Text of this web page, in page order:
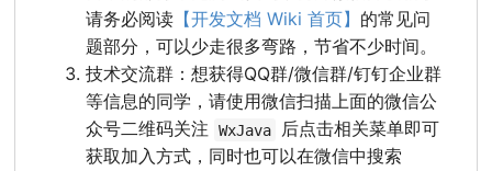
请务必阅读 【开发文档 Wiki 首页】 的常见问
题部分，可以少走很多弯路，节省不少时间。
技术交流群：想获得QQ群/微信群/钉钉企业群
等信息的同学，请使用微信扫描上面的微信公
众号二维码关注
WxJava
后点击相关菜单即可
获取加入方式，同时也可以在微信中搜索